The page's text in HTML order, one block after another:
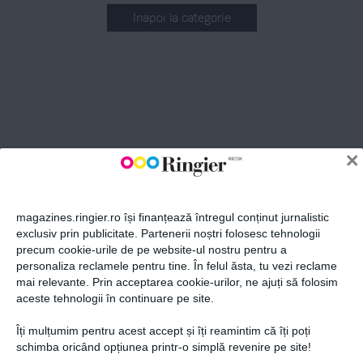
×
magazines.ringier.ro își finanțează întregul conținut jurnalistic
exclusiv prin publicitate. Partenerii noștri folosesc tehnologii
precum cookie-urile de pe website-ul nostru pentru a
personaliza reclamele pentru tine. În felul ăsta, tu vezi reclame
mai relevante. Prin acceptarea cookie-urilor, ne ajuți să folosim
aceste tehnologii în continuare pe site.
Îți mulțumim pentru acest accept și îți reamintim că îți poți
schimba oricând opțiunea printr-o simplă revenire pe site!
Inapoi la categorie
ABONEAZĂ-TE
Politica de confidențialitate și
© 2026 Ringier Romania. Toate